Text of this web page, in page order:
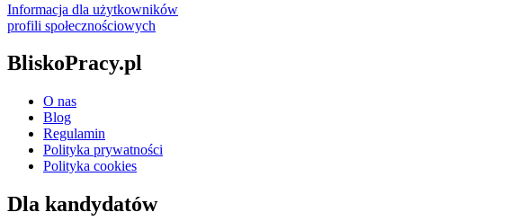
Informacja dla użytkowników
profili społecznościowych
BliskoPracy.pl
O nas
Blog
Regulamin
Polityka prywatności
Polityka cookies
Dla kandydatów